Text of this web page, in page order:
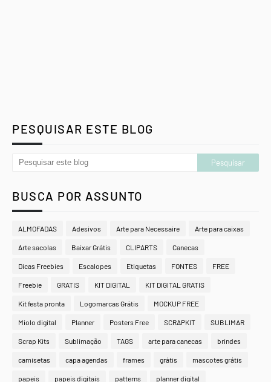
PESQUISAR ESTE BLOG
BUSCA POR ASSUNTO
ALMOFADAS Adesivos Arte para Necessaire Arte para caixas
Arte sacolas Baixar Grátis CLIPARTS Canecas
Dicas Freebies Escalopes Etiquetas FONTES FREE
Freebie GRATIS KIT DIGITAL KIT DIGITAL GRATIS
Kit festa pronta Logomarcas Grátis MOCKUP FREE
Miolo digital Planner Posters Free SCRAPKIT SUBLIMAR
Scrap Kits Sublimação TAGS arte para canecas brindes
camisetas capa agendas frames grátis mascotes grátis
papeis papeis digitais patterns planner digital